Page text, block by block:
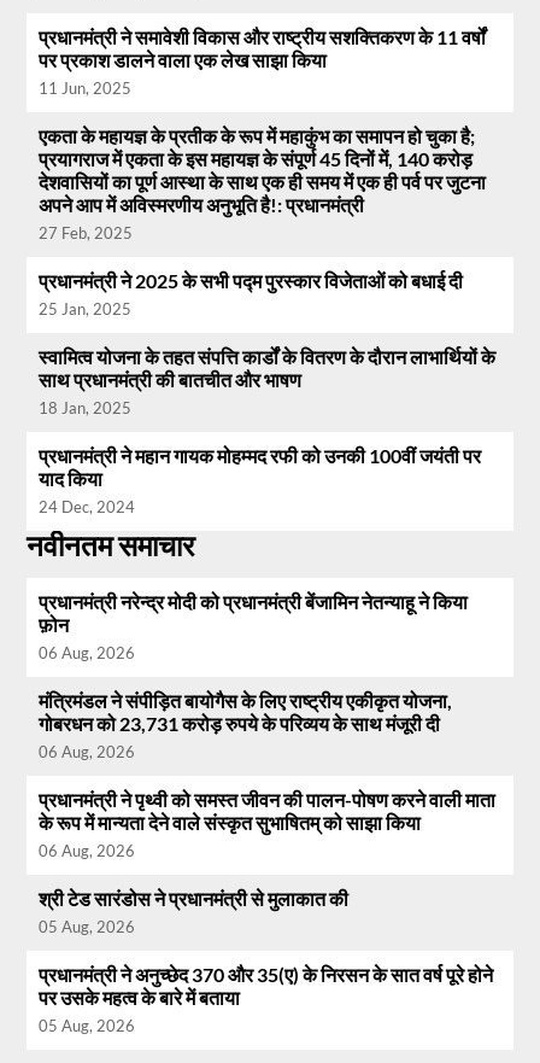
प्रधानमंत्री ने समावेशी विकास और राष्ट्रीय सशक्तिकरण के 11 वर्षों
पर प्रकाश डालने वाला एक लेख साझा किया
11 Jun, 2025
एकता के महायज्ञ के प्रतीक के रूप में महाकुंभ का समापन हो चुका है;
प्रयागराज में एकता के इस महायज्ञ के संपूर्ण 45 दिनों में, 140 करोड़
देशवासियों का पूर्ण आस्था के साथ एक ही समय में एक ही पर्व पर जुटना
अपने आप में अविस्मरणीय अनुभूति है!: प्रधानमंत्री
27 Feb, 2025
प्रधानमंत्री ने 2025 के सभी पद्म पुरस्कार विजेताओं को बधाई दी
25 Jan, 2025
स्वामित्व योजना के तहत संपत्ति कार्डों के वितरण के दौरान लाभार्थियों के
साथ प्रधानमंत्री की बातचीत और भाषण
18 Jan, 2025
प्रधानमंत्री ने महान गायक मोहम्मद रफी को उनकी 100वीं जयंती पर
याद किया
24 Dec, 2024
नवीनतम समाचार
प्रधानमंत्री नरेन्द्र मोदी को प्रधानमंत्री बेंजामिन नेतन्याहू ने किया
फ़ोन
06 Aug, 2026
मंत्रिमंडल ने संपीड़ित बायोगैस के लिए राष्ट्रीय एकीकृत योजना,
गोबरधन को 23,731 करोड़ रुपये के परिव्यय के साथ मंजूरी दी
06 Aug, 2026
प्रधानमंत्री ने पृथ्वी को समस्त जीवन की पालन-पोषण करने वाली माता
के रूप में मान्यता देने वाले संस्कृत सुभाषितम् को साझा किया
06 Aug, 2026
श्री टेड सारंडोस ने प्रधानमंत्री से मुलाकात की
05 Aug, 2026
प्रधानमंत्री ने अनुच्छेद 370 और 35(ए) के निरसन के सात वर्ष पूरे होने
पर उसके महत्व के बारे में बताया
05 Aug, 2026